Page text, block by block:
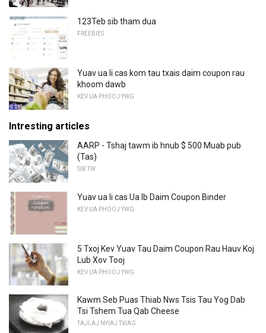
123Teb sib tham dua
FREEBIES
Yuav ua li cas kom tau txais daim coupon rau
khoom dawb
KEV UA PHOOJ YWG
Intresting articles
AARP - Tshaj tawm ib hnub $ 500 Muab pub
(Tas)
SIB TW
Yuav ua li cas Ua Ib Daim Coupon Binder
KEV UA PHOOJ YWG
5 Txoj Kev Yuav Tau Daim Coupon Rau Hauv Koj
Lub Xov Tooj
KEV UA PHOOJ YWG
Kawm Seb Puas Thiab Nws Tsis Tau Yog Dab
Tsi Tshem Tua Qab Cheese
TAJLAJ NYIAJ TXIAG